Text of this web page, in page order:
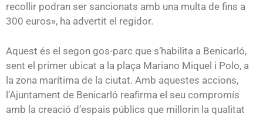
recollir podran ser sancionats amb una multa de fins a
300 euros», ha advertit el regidor.
Aquest és el segon gos-parc que s’habilita a Benicarló,
sent el primer ubicat a la plaça Mariano Miquel i Polo, a
la zona marítima de la ciutat. Amb aquestes accions,
l’Ajuntament de Benicarló reafirma el seu compromís
amb la creació d’espais públics que millorin la qualitat